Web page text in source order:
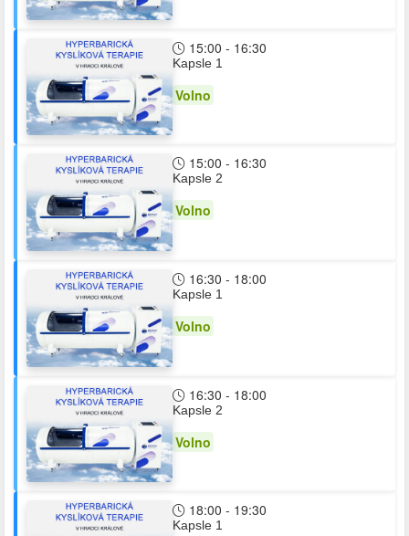
15:00 - 16:30
Kapsle 1
Volno
15:00 - 16:30
Kapsle 2
Volno
16:30 - 18:00
Kapsle 1
Volno
16:30 - 18:00
Kapsle 2
Volno
18:00 - 19:30
Kapsle 1